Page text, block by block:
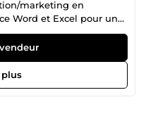
marketing en
Word et Excel pour un
années d'études et plus
dans ces
de qualité, soigné et
vous.
plus